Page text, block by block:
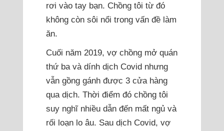
rơi vào tay bạn. Chồng tôi từ đó
không còn sôi nổi trong vấn đề làm
ăn.
Cuối năm 2019, vợ chồng mở quán
thứ ba và dính dịch Covid nhưng
vẫn gồng gánh được 3 cửa hàng
qua dịch. Thời điểm đó chồng tôi
suy nghĩ nhiều dẫn đến mất ngủ và
rối loạn lo âu. Sau dịch Covid, vợ